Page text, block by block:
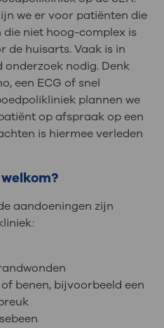
we er voor patiënten die
niet hoog-complex is
de huisarts. Vaak is in
nodig. Denk
een ECG of snel
plannen we
op afspraak op een
is hiermee verleden
aandoeningen zijn
benen, bijvoorbeeld een